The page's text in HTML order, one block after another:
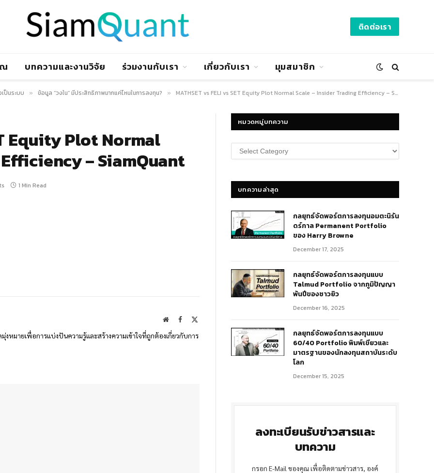
ติดต่อเรา
บทความและงานวิจัย ร่วมงานกับเรา เกี่ยวกับเรา มุมสมาชิก
ป็นระบบ » ข้อมูล “วงใน” มีประสิทธิภาพมากแค่ไหนในการลงทุน? » MATHSET vs FELI vs SET Equity Plot Normal Scale – Insider Trading Efficiency – SiamQuant
Equity Plot Normal
– SiamQuant
1 Min Read
WebsiteFacebook
งหมายเพื่อการแบ่งปันความรู้และสร้างความเข้าใจที่ถูกต้องเกี่ยวกับการ
หมวดหมู่บทความ
หมวด
หมู่
บทความล่าสุด
กลยุทธ์​จัดพอร์ตการลงทุนอมตะนิรัน
ดร์กาล Permanent Portfolio
ของ Harry Browne
December 17, 2025
กลยุทธ์จัดพอร์ตการลงทุนแบบ
Talmud Portfolio จากภูมิปัญญา
พันปีของชาวยิว
December 16, 2025
กลยุทธ์จัดพอร์ตการลงทุนแบบ
60/40 Portfolio พิมพ์เขียวและ
มาตรฐานของนักลงทุนสถาบันระดับ
โลก
December 15, 2025
ลงทะเบียนรับข่าวสารและ
บทความ
กรอก E-Mail ของคุณ เพื่อติดตามข่าวสาร, องค์